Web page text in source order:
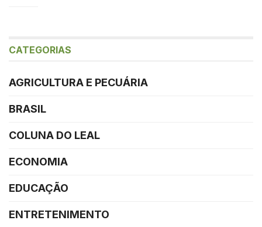
CATEGORIAS
AGRICULTURA E PECUÁRIA
BRASIL
COLUNA DO LEAL
ECONOMIA
EDUCAÇÃO
ENTRETENIMENTO